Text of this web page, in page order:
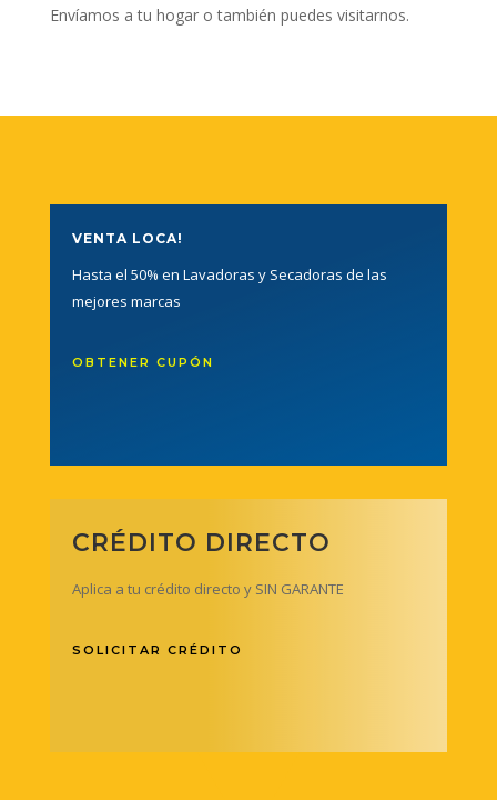
Envíamos a tu hogar o también puedes visitarnos.
VENTA LOCA!
Hasta el 50% en Lavadoras y Secadoras de las
mejores marcas
OBTENER CUPÓN
CRÉDITO DIRECTO
Aplica a tu crédito directo y SIN GARANTE
SOLICITAR CRÉDITO